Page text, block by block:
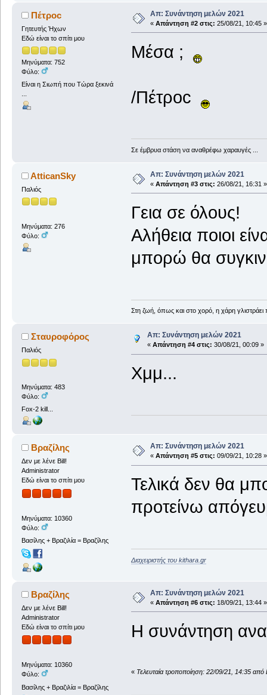
Πέτροc
Γητευτής Ήχων
Εδώ είναι το σπίτι μου
Μηνύματα: 752
Φύλο:
Είναι η Σιωπή που Τώρα ξεκινά
Απ: Συνάντηση μελών 2021
« Απάντηση #2 στις: 25/08/21, 10:45 »
Μέσα ;
/Πέτροc
Σε έμβρυα στάση να αναθρέφω χαραυγές ...
AtticanSky
Παλιός
Μηνύματα: 276
Φύλο:
Απ: Συνάντηση μελών 2021
« Απάντηση #3 στις: 26/08/21, 16:31 »
Γεια σε όλους!
Αλήθεια ποιοι
μπορώ θα
Στη ζωή, όπως και στο χορό, η χάρη
Σταυροφόρος
Παλιός
Μηνύματα: 483
Φύλο:
Fox-2 kill...
Απ: Συνάντηση μελών 2021
« Απάντηση #4 στις: 30/08/21, 00:09 »
Χμμ...
Βραζίλης
Δεν με λένε Bill!
Administrator
Εδώ είναι το σπίτι μου
Μηνύματα: 10360
Φύλο:
Βασίλης + Βραζιλία = Βραζίλης
Απ: Συνάντηση μελών 2021
« Απάντηση #5 στις: 09/09/21, 10:28 »
Τελικά δεν θα
προτείνω
Διαχειριστής του kithara.gr
Βραζίλης
Δεν με λένε Bill!
Administrator
Εδώ είναι το σπίτι μου
Μηνύματα: 10360
Φύλο:
Βασίλης + Βραζιλία = Βραζίλης
Απ: Συνάντηση μελών 2021
« Απάντηση #6 στις: 18/09/21, 13:44 »
Η συνάντηση
« Τελευταία τροποποίηση: 22/09/21, 14:35 από